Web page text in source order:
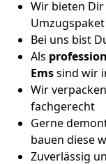
Wir bieten
Umzugspaket
Bei uns bist
Als
Emssind wir
Wir
fachgerecht
Gerne
bauen diese
Zuverlässig